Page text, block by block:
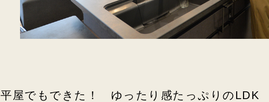
平屋でもできた！ ゆったり感たっぷりのLDK